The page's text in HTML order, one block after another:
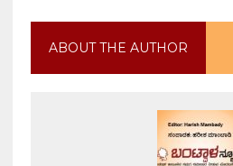
ABOUT THE AUTHOR